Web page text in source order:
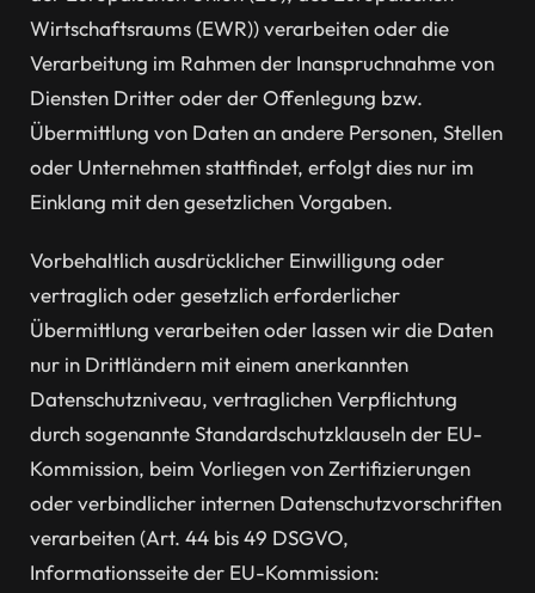
Wirtschaftsraums (EWR)) verarbeiten oder die
Verarbeitung im Rahmen der Inanspruchnahme von
Diensten Dritter oder der Offenlegung bzw.
Übermittlung von Daten an andere Personen, Stellen
oder Unternehmen stattfindet, erfolgt dies nur im
Einklang mit den gesetzlichen Vorgaben.
Vorbehaltlich ausdrücklicher Einwilligung oder
vertraglich oder gesetzlich erforderlicher
Übermittlung verarbeiten oder lassen wir die Daten
nur in Drittländern mit einem anerkannten
Datenschutzniveau, vertraglichen Verpflichtung
durch sogenannte Standardschutzklauseln der EU-
Kommission, beim Vorliegen von Zertifizierungen
oder verbindlicher internen Datenschutzvorschriften
verarbeiten (Art. 44 bis 49 DSGVO,
Informationsseite der EU-Kommission: